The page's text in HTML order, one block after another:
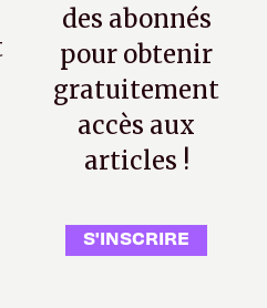
des abonnés
pour obtenir
gratuitement
accès aux
articles !
S'INSCRIRE